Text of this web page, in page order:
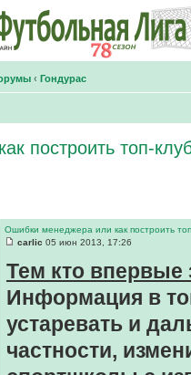
‹ Гондурас
построить топ-
Ошибки менеджера или как построить
carlic 05 июн 2013, 17:26
Тем кто впервые
Информация в
устаревать и
частности,